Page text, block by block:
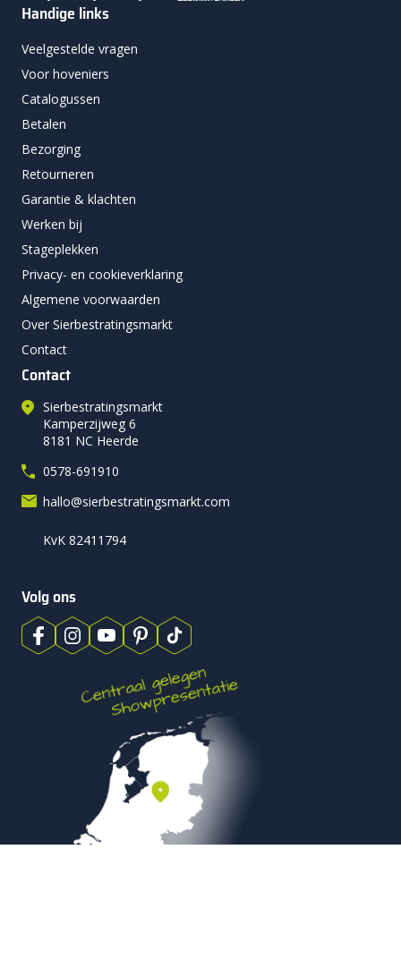
Handige links
Veelgestelde vragen
Voor hoveniers
Catalogussen
Betalen
Bezorging
Retourneren
Garantie & klachten
Werken bij
Stageplekken
Privacy- en cookieverklaring
Algemene voorwaarden
Over Sierbestratingsmarkt
Contact
Contact
Sierbestratingsmarkt
Kamperzijweg 6
8181 NC Heerde
0578-691910
hallo@sierbestratingsmarkt.com
KvK 82411794
Volg ons